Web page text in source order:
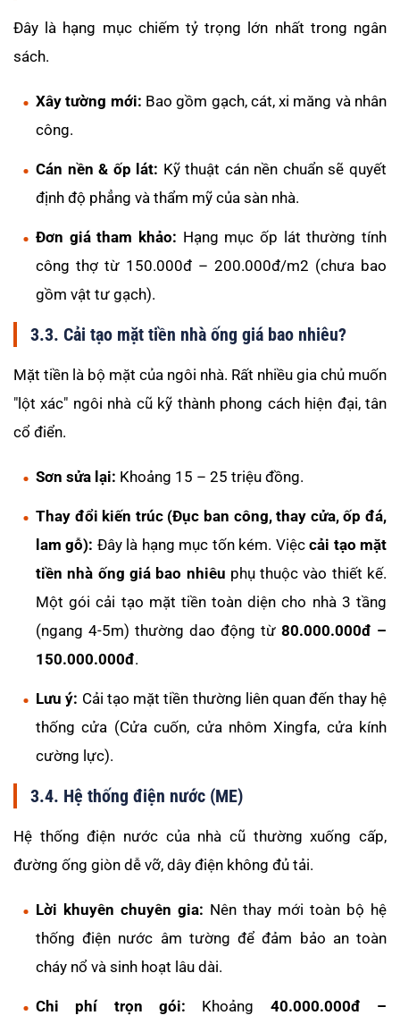
Đây là hạng mục chiếm tỷ trọng lớn nhất trong ngân
sách.
Xây tường mới: Bao gồm gạch, cát, xi măng và nhân
công.
Cán nền & ốp lát: Kỹ thuật cán nền chuẩn sẽ quyết
định độ phẳng và thẩm mỹ của sàn nhà.
Đơn giá tham khảo: Hạng mục ốp lát thường tính
công thợ từ 150.000đ – 200.000đ/m2 (chưa bao
gồm vật tư gạch).
3.3. Cải tạo mặt tiền nhà ống giá bao nhiêu?
Mặt tiền là bộ mặt của ngôi nhà. Rất nhiều gia chủ muốn
"lột xác" ngôi nhà cũ kỹ thành phong cách hiện đại, tân
cổ điển.
Sơn sửa lại: Khoảng 15 – 25 triệu đồng.
Thay đổi kiến trúc (Đục ban công, thay cửa, ốp đá,
lam gỗ): Đây là hạng mục tốn kém. Việccải tạo mặt
tiền nhà ống giá bao nhiêu phụ thuộc vào thiết kế.
Một gói cải tạo mặt tiền toàn diện cho nhà 3 tầng
(ngang 4-5m) thường dao động từ 80.000.000đ –
150.000.000đ.
Lưu ý: Cải tạo mặt tiền thường liên quan đến thay hệ
thống cửa (Cửa cuốn, cửa nhôm Xingfa, cửa kính
cường lực).
3.4. Hệ thống điện nước (ME)
Hệ thống điện nước của nhà cũ thường xuống cấp,
đường ống giòn dễ vỡ, dây điện không đủ tải.
Lời khuyên chuyên gia: Nên thay mới toàn bộ hệ
thống điện nước âm tường để đảm bảo an toàn
cháy nổ và sinh hoạt lâu dài.
Chi phí trọn gói: Khoảng 40.000.000đ –